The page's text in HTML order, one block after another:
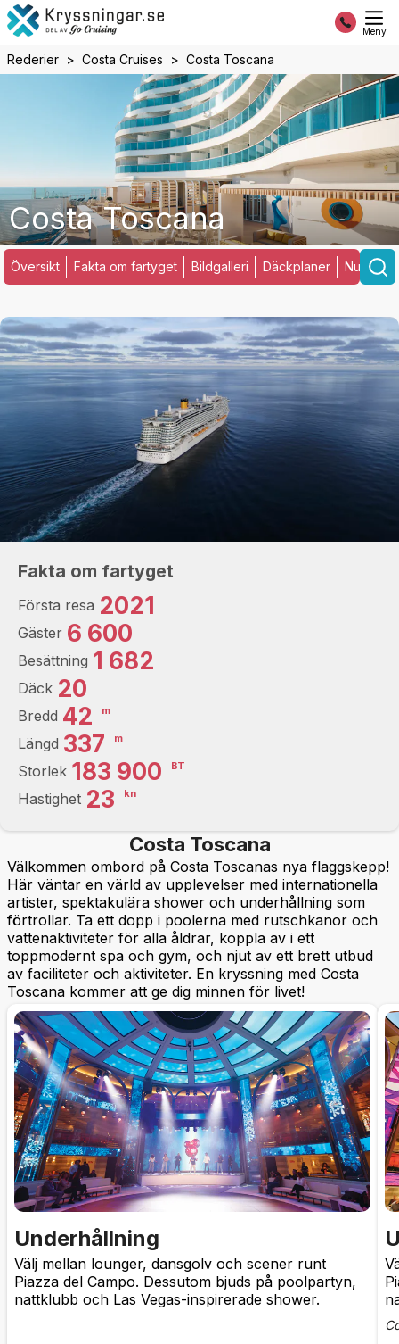
Meny
Rederier Costa Cruises Costa Toscana
Costa Toscana
Översikt Fakta om fartyget Bildgalleri Däckplaner
Fakta om fartyget
Första resa 2021
Gäster 6 600
Besättning 1 682
Däck 20
Bredd 42 m
Längd 337 m
Storlek 183 900 BT
Hastighet 23 kn
Costa Toscana
Välkommen ombord på Costa Toscanas nya flaggskepp!
Här väntar en värld av upplevelser med internationella
artister, spektakulära shower och underhållning som
förtrollar. Ta ett dopp i poolerna med rutschkanor och
vattenaktiviteter för alla åldrar, koppla av i ett
toppmodernt spa och gym, och njut av ett brett utbud
av faciliteter och aktiviteter. En kryssning med Costa
Toscana kommer att ge dig minnen för livet!
Underhållning
Välj mellan lounger, dansgolv och scener runt
Piazza del Campo. Dessutom bjuds på poolpartyn,
nattklubb och Las Vegas-inspirerade shower.